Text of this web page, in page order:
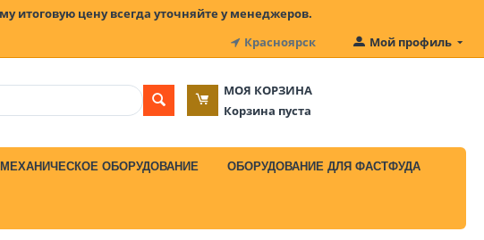
итоговую цену всегда уточняйте у менеджеров.
Красноярск Мой профиль
МОЯ КОРЗИНА
Корзина пуста
ОБОРУДОВАНИЕ ОБОРУДОВАНИЕ ДЛЯ ФАСТФУДА